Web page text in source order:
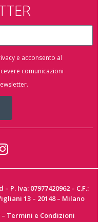
e acconsento al
comunicazioni
P. Iva: 07977420962 – C.F.:
13 – 20148 – Milano
– Termini e Condizioni